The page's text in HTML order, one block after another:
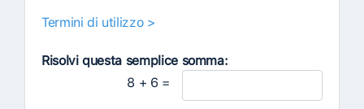
Termini di utilizzo >
Risolvi questa semplice somma:
8 + 6 =